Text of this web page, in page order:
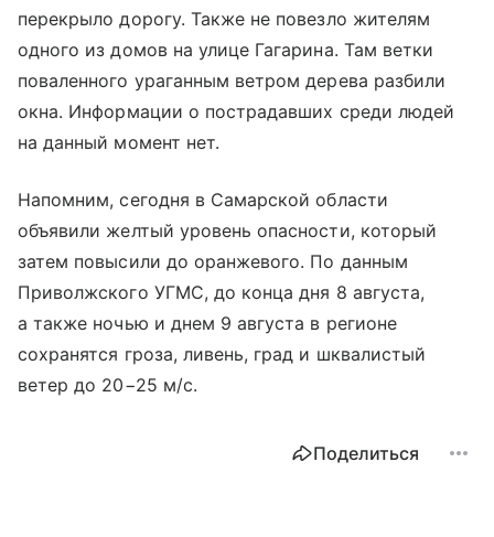
перекрыло дорогу. Также не повезло жителям
одного из домов на улице Гагарина. Там ветки
поваленного ураганным ветром дерева разбили
окна. Информации о пострадавших среди людей
на данный момент нет.
Напомним, сегодня в Самарской области
объявили желтый уровень опасности, который
затем повысили до оранжевого. По данным
Приволжского УГМС, до конца дня 8 августа,
а также ночью и днем 9 августа в регионе
сохранятся гроза, ливень, град и шквалистый
ветер до 20−25 м/с.
Поделиться